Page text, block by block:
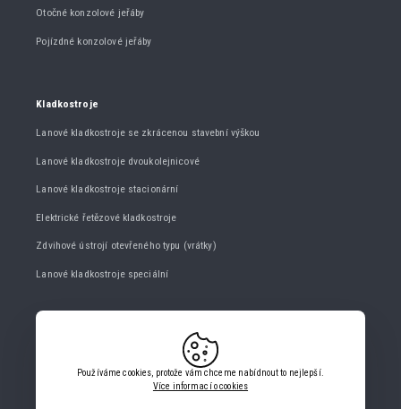
Otočné konzolové jeřáby
Pojízdné konzolové jeřáby
Kladkostroje
Lanové kladkostroje se zkrácenou stavební výškou
Lanové kladkostroje dvoukolejnicové
Lanové kladkostroje stacionární
Elektrické řetězové kladkostroje
Zdvihové ústrojí otevřeného typu (vrátky)
Lanové kladkostroje speciální
info@gigasro.czPoužíváme cookies, protože vám chceme nabídnout to nejlepší.
Více informací o cookies